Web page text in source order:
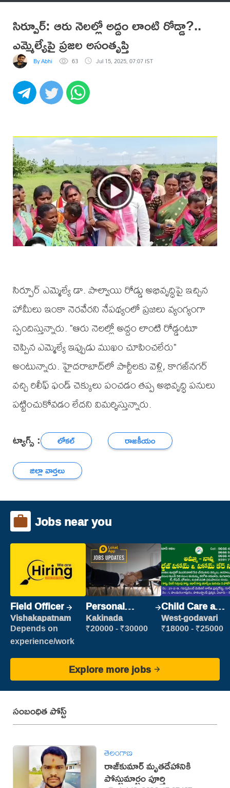
సిర్పూర్: ఆరు నెలల్లో అద్దం లాంటి రోడ్డా?..
ఎమ్మెల్యేపై ప్రజల అసంతృప్తి
By Abhi 63 Jul 15, 2025, 07:07 IST
సిర్పూర్ ఎమ్మెల్యే డా. పాల్వాయి రోడ్డు అభివృద్ధిపై ఇచ్చిన
హామీలు ఇంకా నెరవేరని నేపథ్యంలో ప్రజలు వ్యంగ్యంగా
స్పందిస్తున్నారు. "ఆరు నెలల్లో అద్దం లాంటి రోడ్డంటూ
చెప్పిన ఎమ్మెల్యే ఇప్పుడు ముఖం చూపించలేరు"
అంటున్నారు. హైదరాబాద్‌లో పార్టీలకు వెళ్లి, కాగజ్‌నగర్
వచ్చి రిలీఫ్ ఫండ్ చెక్కులు పంచడం తప్ప అభివృద్ధి పనులు
పట్టించుకోవడం లేదని విమర్శిస్తున్నారు.
ట్యాగ్స్ : లోకల్
రాజకీయం
జిల్లా వార్తలు
Jobs near you
Field Officer
Vishakapatnam
Depends on
experience/work
Personal
Assistant
Kakinada
₹20000 - ₹30000
Child Care and
Patient care
West-godavari
₹18000 - ₹25000
Explore more jobs
సంబంధిత పోస్ట్
తెలంగాణ
రాజ్‌కుమార్‌ మృతదేహానికి
పోస్టుమార్టం పూర్తి